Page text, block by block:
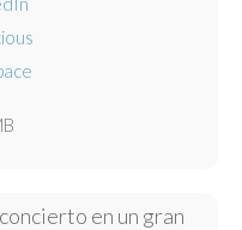
en un gran